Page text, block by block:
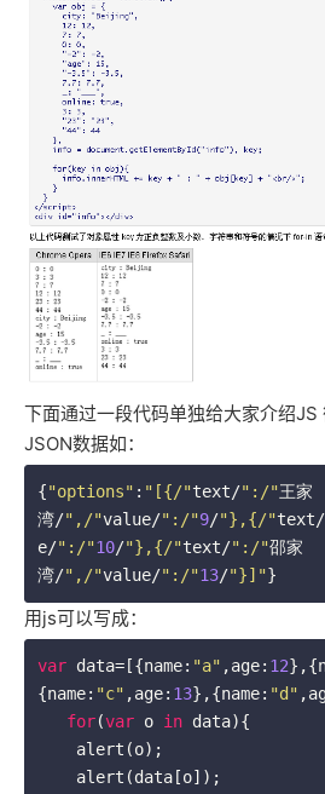
下面通过一段代码单独给大家介绍JS
JSON数据如：
{"options" : "[{/"text/":/"王家
湾/",/"value/":/"9/"},{/"text/
e/":/"10/"},{/"text/":/"邵家
湾/",/"value/":/"13/"}]"}
用js可以写成：
var data=[{name: "a" ,age: 12
{name: "c" ,age: 13},{name: "d"
for(var o in data){